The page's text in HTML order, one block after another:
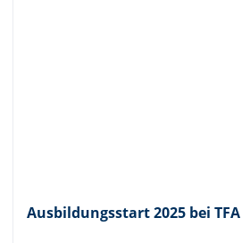
Ausbildungsstart 2025 bei